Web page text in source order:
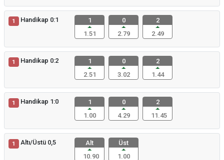
1 Handikap 0:1
1
1.51
0
2.79
2
2.49
1 Handikap 0:2
1
2.51
0
3.02
2
1.44
1 Handikap 1:0
1
1.00
0
4.29
2
11.45
1 Altı/Üstü 0,5
Alt
10.90
Üst
1.00